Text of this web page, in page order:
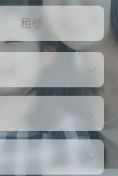
租樓